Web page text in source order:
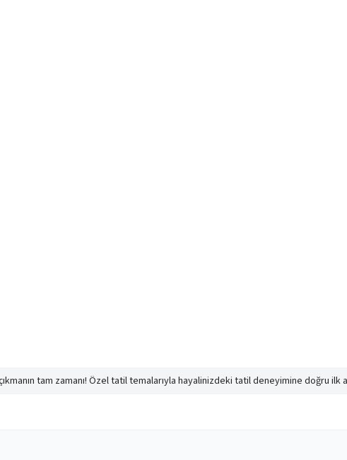
tam zamanı! Özel tatil temalarıyla hayalinizdeki tatil deneyimine doğru ilk